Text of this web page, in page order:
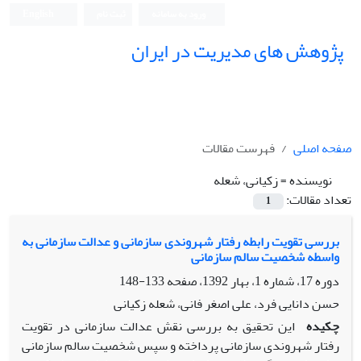
پژوهش های مدیریت در ایران
صفحه اصلی
فهرست مقالات
نویسنده =زکیانی، شعله
تعداد مقالات:
1
بررسی تقویت رابطه رفتار شهروندی سازمانی و عدالت سازمانی به
واسطه شخصیت سالم سازمانی
دوره 17، شماره 1، بهار 1392، صفحه
133-148
حسن دانایی فرد، علی اصغر فانی، شعله زکیانی
چکیده این تحقیق به بررسی نقش عدالت سازمانی در تقویت
رفتار شهروندی سازمانی پرداخته و سپس شخصیت سالم سازمانی